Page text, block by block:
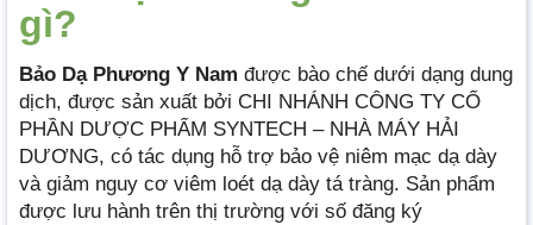
gì?
Bảo Dạ Phương Y Nam được bào chế dưới dạng dung
dịch, được sản xuất bởi CHI NHÁNH CÔNG TY CỔ
PHẦN DƯỢC PHẨM SYNTECH – NHÀ MÁY HẢI
DƯƠNG, có tác dụng hỗ trợ bảo vệ niêm mạc dạ dày
và giảm nguy cơ viêm loét dạ dày tá tràng. Sản phẩm
được lưu hành trên thị trường với số đăng ký